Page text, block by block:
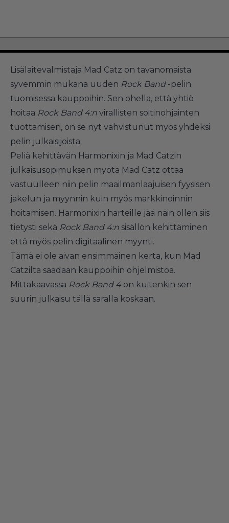
Lisälaitevalmistaja Mad Catz on tavanomaista
syvemmin mukana uuden Rock Band-pelin
tuomisessa kauppoihin. Sen ohella, että yhtiö
hoitaa Rock Band 4:n virallisten soitinohjainten
tuottamisen, on se nyt vahvistunut myös yhdeksi
pelin julkaisijoista.
Peliä kehittävän Harmonixin ja Mad Catzin
julkaisusopimuksen myötä Mad Catz ottaa
vastuulleen niin pelin maailmanlaajuisen fyysisen
jakelun ja myynnin kuin myös markkinoinnin
hoitamisen. Harmonixin harteille jää näin ollen siis
tietysti sekä Rock Band 4:n sisällön kehittäminen
että myös pelin digitaalinen myynti.
Tämä ei ole aivan ensimmäinen kerta, kun Mad
Catzilta saadaan kauppoihin ohjelmistoa.
Mittakaavassa Rock Band 4 on kuitenkin sen
suurin julkaisu tällä saralla koskaan.